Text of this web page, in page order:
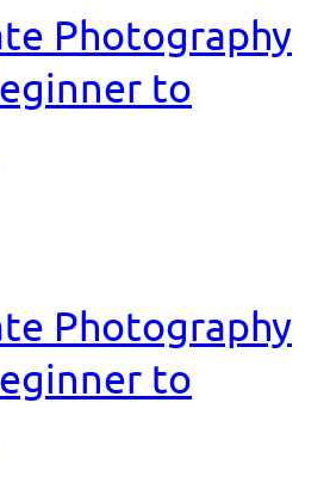
Photography
to
Photography
to